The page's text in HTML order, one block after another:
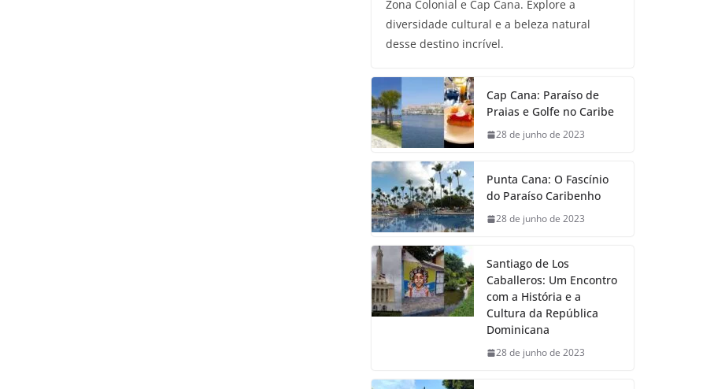
Zona Colonial e Cap Cana. Explore a
diversidade cultural e a beleza natural
desse destino incrível.
Cap Cana: Paraíso de
Praias e Golfe no Caribe
28 de junho de 2023
Punta Cana: O Fascínio
do Paraíso Caribenho
28 de junho de 2023
Santiago de Los
Caballeros: Um Encontro
com a História e a
Cultura da República
Dominicana
28 de junho de 2023